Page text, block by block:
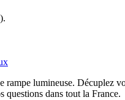
lumineuse. Décuplez
questions dans tout la France.